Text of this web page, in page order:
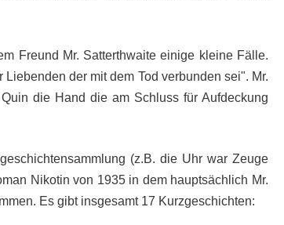
Freund Mr. Satterthwaite einige kleine Fälle.
der mit dem Tod verbunden sei". Mr.
die Hand die am Schluss für Aufdeckung
(z.B. die Uhr war Zeuge
Nikotin von 1935 in dem hauptsächlich Mr.
Es gibt insgesamt 17 Kurzgeschichten: